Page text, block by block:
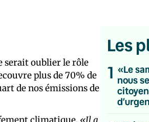
serait oublier le rôle
plus de 70% de
de nos émissions de
Les
1 «Le
nous